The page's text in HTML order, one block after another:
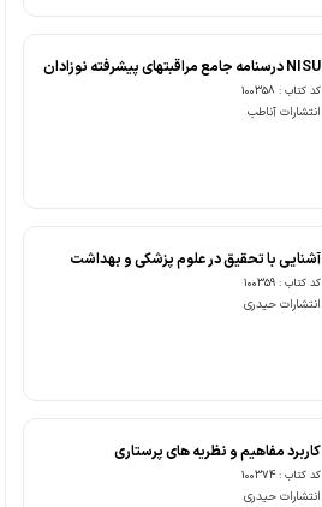
NISU درسنامه جامع مراقبتهای پیشرفته نوزادان
کد کتاب : 100358
انتشارات آناطب
آشنایی با تحقیق در علوم پزشکی و بهداشت
کد کتاب : 100359
انتشارات حیدری
کاربرد مفاهیم و نظریه های پرستاری
کد کتاب : 100374
انتشارات حیدری